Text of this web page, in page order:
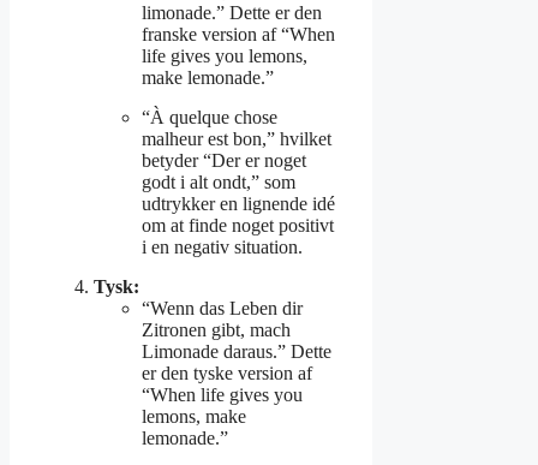
limonade.” Dette er den
franske version af “When
life gives you lemons,
make lemonade.”
“À quelque chose
malheur est bon,” hvilket
betyder “Der er noget
godt i alt ondt,” som
udtrykker en lignende idé
om at finde noget positivt
i en negativ situation.
Tysk:
“Wenn das Leben dir
Zitronen gibt, mach
Limonade daraus.” Dette
er den tyske version af
“When life gives you
lemons, make
lemonade.”